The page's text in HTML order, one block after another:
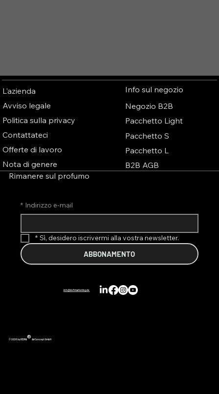
L'azienda
Avviso legale
Politica sulla privacy
Contattateci
Offerte di lavoro
Nota di genere
Info sul negozio
Negozio B2B
Pacchetto Light
Pacchetto S
Pacchetto L
B2B AGB
Rimanere sul profumo
* Indirizzo e-mail
* Sì, desidero iscrivermi alla vostra newsletter.
ABBONAMENTO
info@duftmarketing.de
© 2026 by REIMA® AirConcept GmbH